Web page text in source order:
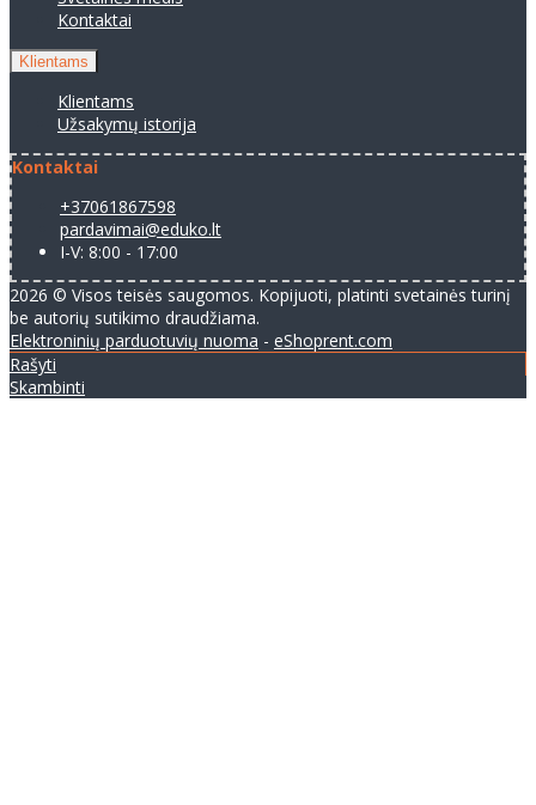
Kontaktai
Klientams
Klientams
Užsakymų istorija
Kontaktai
+37061867598
pardavimai@eduko.lt
I-V: 8:00 - 17:00
2026 © Visos teisės saugomos. Kopijuoti, platinti svetainės turinį
be autorių sutikimo draudžiama.
Elektroninių parduotuvių nuoma - eShoprent.com
Rašyti
Skambinti